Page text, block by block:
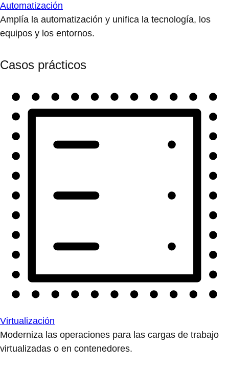
Automatización
Amplía la automatización y unifica la tecnología, los
equipos y los entornos.
Casos prácticos
Virtualización
Moderniza las operaciones para las cargas de trabajo
virtualizadas o en contenedores.